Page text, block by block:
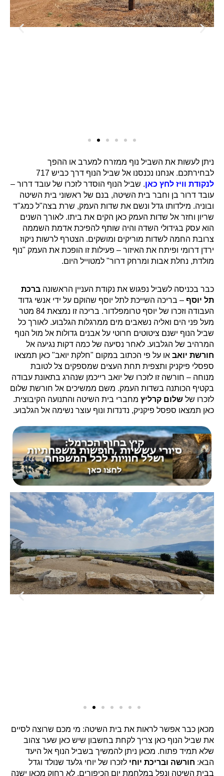
ניתן לעשות את השביל נוף ממזרח למערב או ההפך
לבחירתכם. אנחנו נכנסנו אל שביל הנוף דרך כביש 717
לנקודת וויז לחץ כאן. שביל הנוף הוסדר לזכרו של עובד דרור –
עובד דרור בן וחבר בית השיטה, בנם של ראשוני בית השיטה
ובוניה. מילדותו גדל ונשם את שדות העמק, שרת בצה"ל כמג"ד
שריון וחזר אל שדות העמק כאן הקים את ביתו. לאורך השנים
הוא עסק בגידולי השדה והיה שותף להפיכת אדמת השממה
צרובת החמה לשדות מוריקים ומושקים. הצטרף לרשות ניקוז
ירדן דרומי ופיתח את האיזור – פעילות זו הופכת את העמק "נוף
מולדת, נחלת אבות ומרחק דרור" למטוייל היום.
כבר בכניסה לשביל נפגוש את נקודת העניין הראשונה ברכת
תל יוסף – בריכה השייכת לתל יוסף שהוקם על ידי אנשי גדוד
העבודה וזכרו של יוסף טרומפלדור. בריכה זו נמצאת 84 מטר
מעל פני הים ואליה נשאבים מים ממרגלות הגלבוע. לאורך כל
שביל הנוף ישנם ציטוטים חרוטי על אבנים גדולות אל מול הנוף
המרהיב של הגלבוע. לאחר נסיעה של כמה דקות נגיעה אל
חורשת יואב או על פי הכתוב במקום "חלקת יואב" כאן תמצאו
ספסלי פיקניק ותצפית תחת העצים שמספקים צל לטובת
מנוחה – חורשה זו לזכרו של יואב רייכמן שנהרג בתאונת עבודה
בקטיף הכותנה בשדות העמק. משם ממשיכים אל חורשת שלום
לזכרו של שלום קרליץ מחברי בית השיטה והתנועה הקיבוצית.
כאן תמצאו ספסל פיקניק, נדנדות ונוף עוצר נשימה אל הגלבוע.
מכאן כבר אפשר לראות את בית השיטה: מי מכם שרוצה לסיים
את שביל הנוף כאן צריך לקחת בחשבון שיש כאן שער צהוב
שלא תמיד פתוח. מכאן ניתן להמשיך בשביל הנוף אל היעד
הבא: חורשה ובריכת יוחי לזכרו של יוחי גלעד שנולד וגדל
בבית השיטה ונפל במלחמת יום הכיפורים. לא רחוק מכאן ישנה